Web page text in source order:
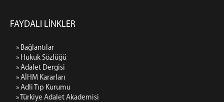
FAYDALI LİNKLER
» Bağlantılar
» Hukuk Sözlüğü
» Adalet Dergisi
» AİHM Kararları
» Adli Tıp Kurumu
» Türkiye Adalet Akademisi